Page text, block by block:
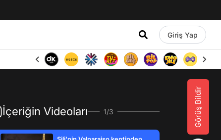
Giriş Yap
Görüş Bildir
İçeriğin Videoları 1/3